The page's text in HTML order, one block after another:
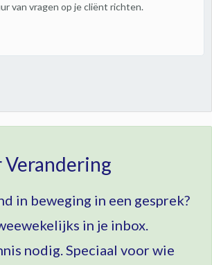
van vragen op je cliënt richten.
Verandering
in beweging in een gesprek?
in je inbox.
nodig. Speciaal voor wie